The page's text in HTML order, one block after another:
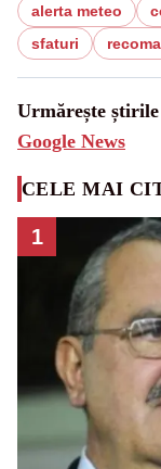
alerta meteo
sfaturi
Urmărește
Google News
CELE MAI
1